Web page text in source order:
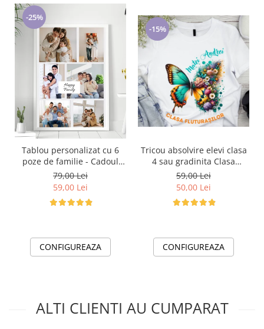
-25%
Tablou personalizat cu 6
poze de familie - Cadoul
ideal pentru familie TA4_P8
Happy Family
79,00 Lei
59,00 Lei
CONFIGUREAZA
-15%
Tricou absolvire elevi clasa
4 sau gradinita Clasa
fluturasilor cu text sau poze
ABS1063
59,00 Lei
50,00 Lei
CONFIGUREAZA
ALTI CLIENTI AU CUMPARAT